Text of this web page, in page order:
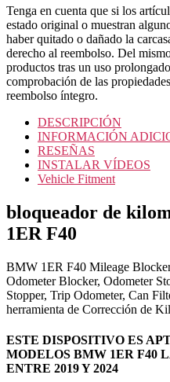
Tenga en cuenta que si los
estado original o muestran
haber quitado o dañado la
derecho al reembolso. Del
productos tras un uso
comprobación de las
reembolso íntegro.
DESCRIPCIÓN
INFORMACIÓN
RESEÑAS
INSTALAR VÍDEOS
Vehicle Fitment
bloqueador de
1ER F40
BMW 1ER F40 Mileage
Odometer Blocker, Odometer
Stopper, Trip Odometer, Can
herramienta de Corrección de
ESTE DISPOSITIVO ES
MODELOS BMW 1ER F40
ENTRE 2019 Y 2024